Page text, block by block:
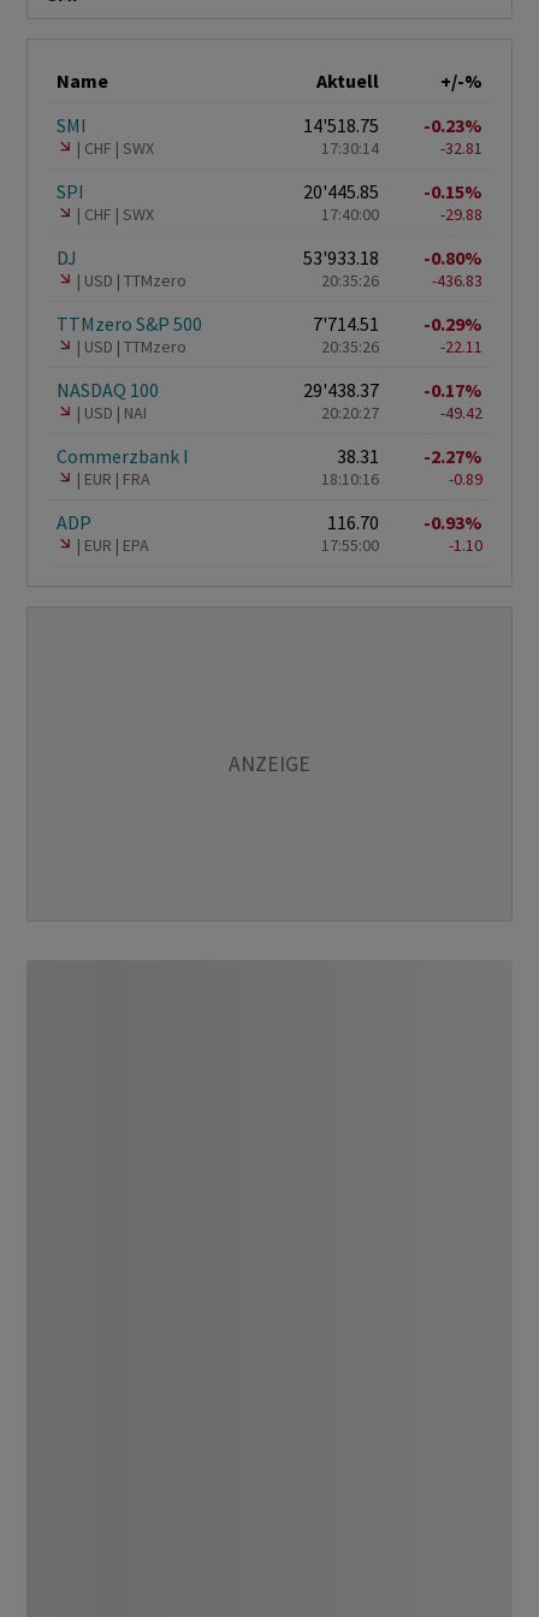
Name Aktuell
+/-%
SMI
CHF SWX
14'518.75
17:30:14
-0.23%
-32.81
SPI
CHF SWX
20'445.85
17:40:00
-0.15%
-29.88
DJ
USD TTMzero
53'933.18
20:35:26
-0.80%
-436.83
TTMzero S&P 500
USD TTMzero
7'714.51
20:35:26
-0.29%
-22.11
NASDAQ 100
USD NAI
29'438.37
20:20:27
-0.17%
-49.42
Commerzbank I
EUR FRA
38.31
18:10:16
-2.27%
-0.89
ADP
EUR EPA
116.70
17:55:00
-0.93%
-1.10